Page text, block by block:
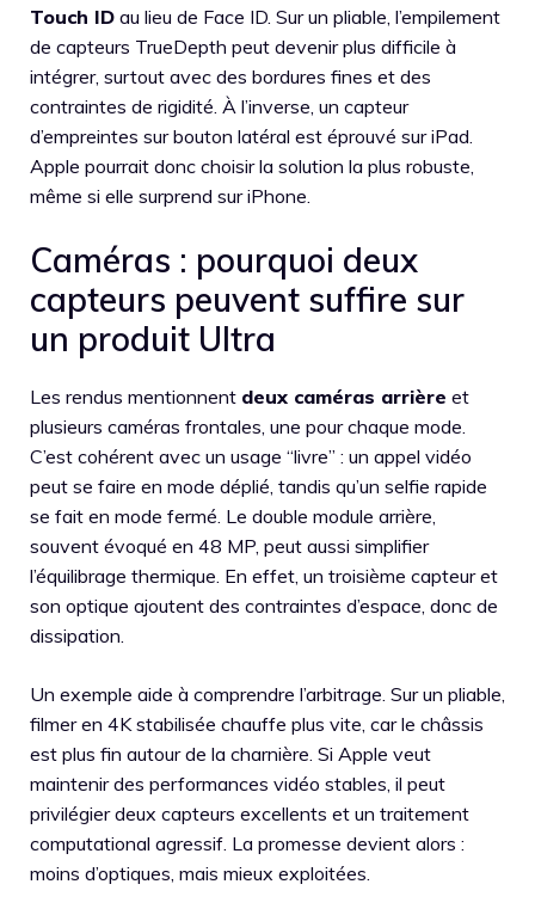
Touch ID au lieu de Face ID. Sur un pliable, l’empilement
de capteurs TrueDepth peut devenir plus difficile à
intégrer, surtout avec des bordures fines et des
contraintes de rigidité. À l’inverse, un capteur
d’empreintes sur bouton latéral est éprouvé sur iPad.
Apple pourrait donc choisir la solution la plus robuste,
même si elle surprend sur iPhone.
Caméras : pourquoi deux
capteurs peuvent suffire sur
un produit Ultra
Les rendus mentionnent deux caméras arrière et
plusieurs caméras frontales, une pour chaque mode.
C’est cohérent avec un usage “livre” : un appel vidéo
peut se faire en mode déplié, tandis qu’un selfie rapide
se fait en mode fermé. Le double module arrière,
souvent évoqué en 48 MP, peut aussi simplifier
l’équilibrage thermique. En effet, un troisième capteur et
son optique ajoutent des contraintes d’espace, donc de
dissipation.
Un exemple aide à comprendre l’arbitrage. Sur un pliable,
filmer en 4K stabilisée chauffe plus vite, car le châssis
est plus fin autour de la charnière. Si Apple veut
maintenir des performances vidéo stables, il peut
privilégier deux capteurs excellents et un traitement
computational agressif. La promesse devient alors :
moins d’optiques, mais mieux exploitées.